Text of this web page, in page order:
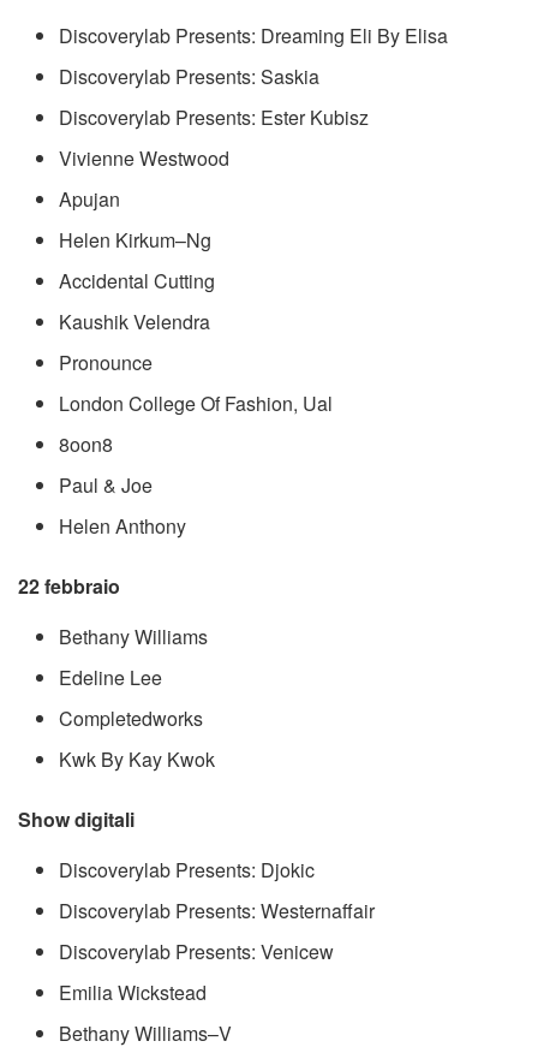
Discoverylab Presents: Dreaming Eli By Elisa
Discoverylab Presents: Saskia
Discoverylab Presents: Ester Kubisz
Vivienne Westwood
Apujan
Helen Kirkum–Ng
Accidental Cutting
Kaushik Velendra
Pronounce
London College Of Fashion, Ual
8oon8
Paul & Joe
Helen Anthony
22 febbraio
Bethany Williams
Edeline Lee
Completedworks
Kwk By Kay Kwok
Show digitali
Discoverylab Presents: Djokic
Discoverylab Presents: Westernaffair
Discoverylab Presents: Venicew
Emilia Wickstead
Bethany Williams–V